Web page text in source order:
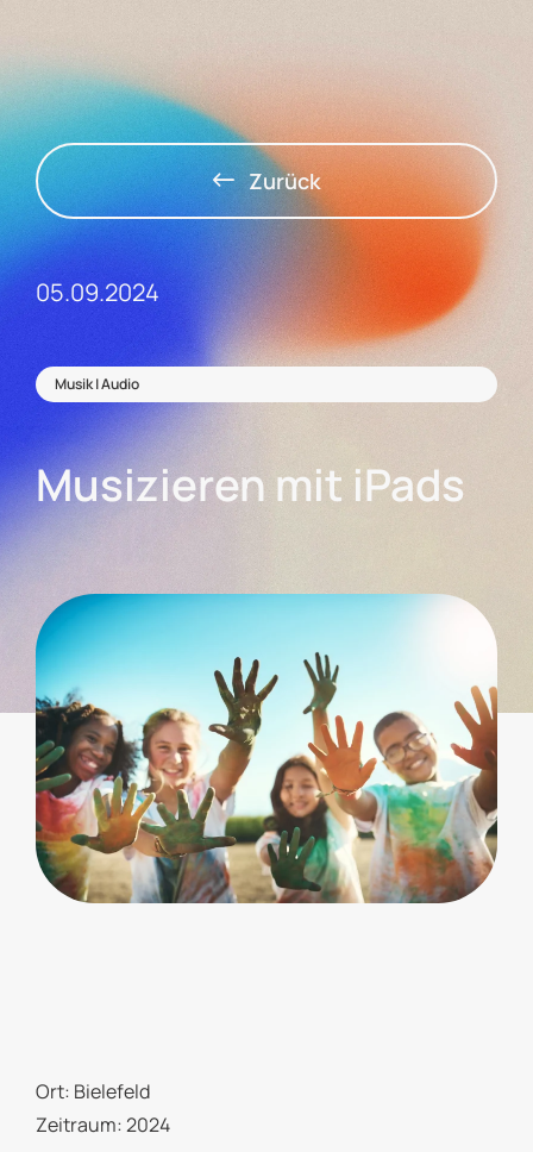
Zurück
05.09.2024
Musik | Audio
Musizieren mit iPads
Ort: Bielefeld
Zeitraum: 2024